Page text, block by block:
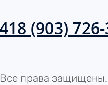
8 (903)
права защищены.